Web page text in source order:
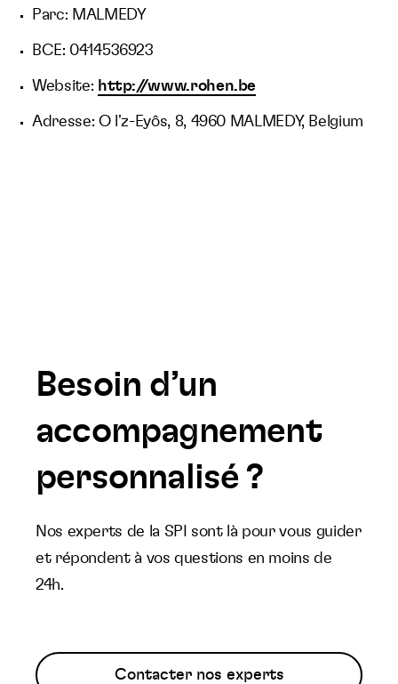
Parc: MALMEDY
BCE: 0414536923
Website: http://www.rohen.be
Adresse: O l'z-Eyôs, 8, 4960 MALMEDY, Belgium
Besoin d’un
accompagnement
personnalisé ?
Nos experts de la SPI sont là pour vous guider
et répondent à vos questions en moins de
24h.
Contacter nos experts